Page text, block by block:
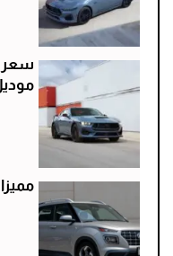
سعر
موديل